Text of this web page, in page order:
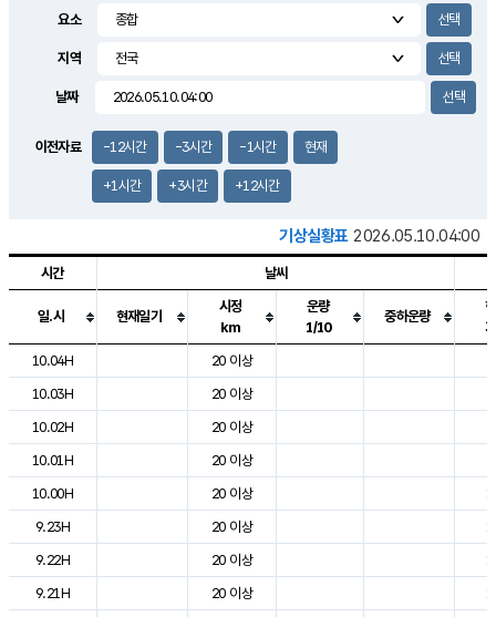
1.8m/s
요소
지역
날짜
이전자료 -12시간 -3시간 -1시간 현재
+1시간 +3시간 +12시간
기상실황표 2026.05.10.04:00
도시별 기상실황표로 지점, 날씨, 기온, 강수, 바람, 기압등을 안내한 표입
시간 날씨
일.시 현재일기
시정
km
운량
1/10
중하운량
10.04H
20 이상
10.03H
20 이상
10.02H
20 이상
10.01H
20 이상
10.00H
20 이상
9.23H
20 이상
9.22H
20 이상
9.21H
20 이상